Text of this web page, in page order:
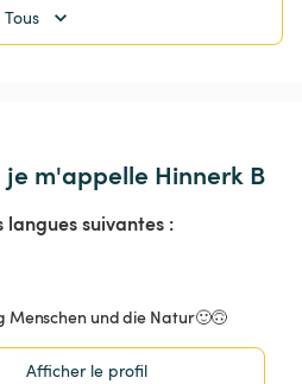
Tous
je m'appelle Hinnerk B
langues suivantes :
Menschen und die Natur🙂🙃
Afficher le profil